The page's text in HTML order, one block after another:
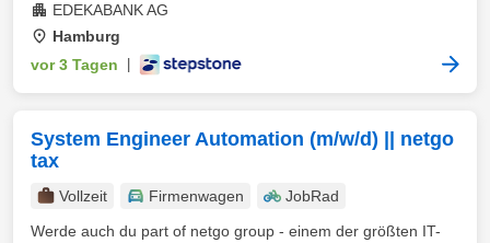
EDEKABANK AG
Hamburg
vor 3 Tagen
System Engineer Automation (m/w/d) || netgo
tax
Vollzeit Firmenwagen
JobRad
Werde auch du part of netgo group - einem der größten IT-